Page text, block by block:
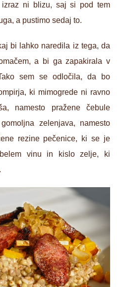
izraz ni blizu, saj si pod tem
a pustimo sedaj to.
bi lahko naredila iz tega, da
a bi ga zapakirala v
sem se odločila, da bo
ki mimogrede ni ravno
namesto pražene čebule
zelenjava, namesto
rezine pečenice, ki se je
vinu in kislo zelje, ki